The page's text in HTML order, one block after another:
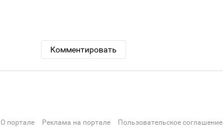
Комментировать
О портале Реклама на портале Пользовательское соглашение